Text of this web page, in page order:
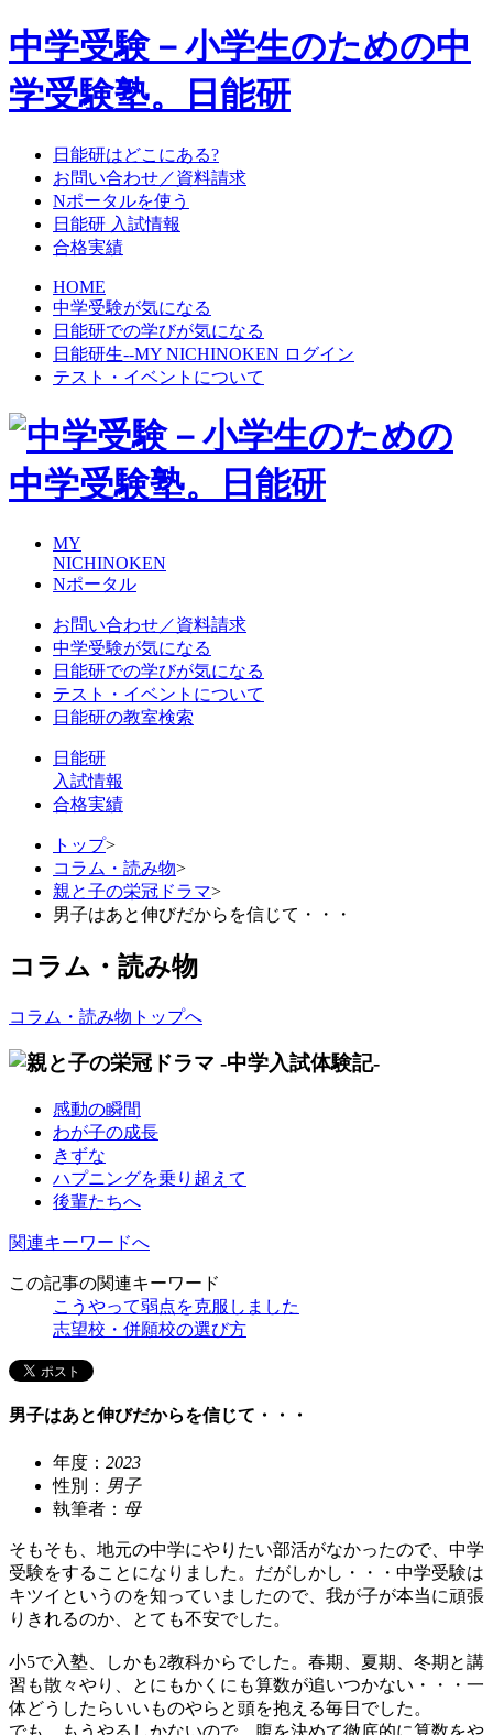
中学受験－小学生のための中
学受験塾。日能研
日能研はどこにある?
お問い合わせ／資料請求
Nポータルを使う
日能研 入試情報
合格実績
HOME
中学受験が気になる
日能研での学びが気になる
日能研生--MY NICHINOKEN ログイン
テスト・イベントについて
MY
NICHINOKEN
Nポータル
お問い合わせ／資料請求
中学受験が気になる
日能研での学びが気になる
テスト・イベントについて
日能研の教室検索
日能研
入試情報
合格実績
トップ>
コラム・読み物>
親と子の栄冠ドラマ>
男子はあと伸びだからを信じて・・・
コラム・読み物
コラム・読み物トップへ
感動の瞬間
わが子の成長
きずな
ハプニングを乗り超えて
後輩たちへ
関連キーワードへ
この記事の関連キーワード
こうやって弱点を克服しました
志望校・併願校の選び方
男子はあと伸びだからを信じて・・・
年度： 2023
性別： 男子
執筆者： 母
そもそも、地元の中学にやりたい部活がなかったので、中学
受験をすることになりました。だがしかし・・・中学受験は
キツイというのを知っていましたので、我が子が本当に頑張
りきれるのか、とても不安でした。
小5で入塾、しかも2教科からでした。春期、夏期、冬期と講
習も散々やり、とにもかくにも算数が追いつかない・・・一
体どうしたらいいものやらと頭を抱える毎日でした。
でも、もうやるしかないので、腹を決めて徹底的に算数をや